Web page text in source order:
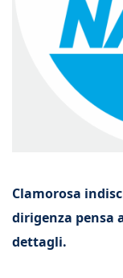
Clamorosa
dirigenza pensa
dettagli.